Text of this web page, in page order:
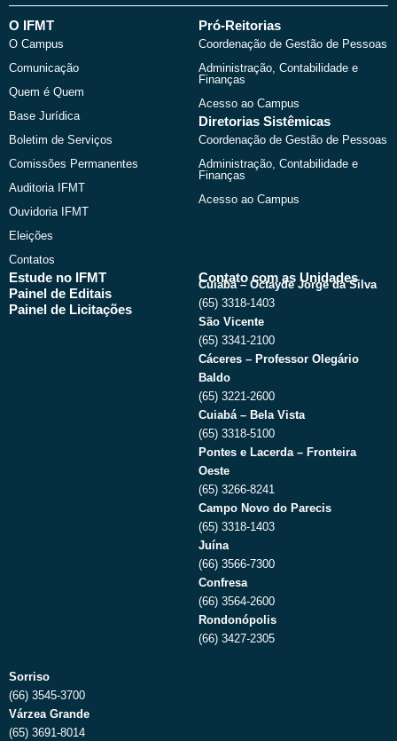
e
o
k
w
t
t
O IFMT
O Campus
Comunicação
Quem é Quem
Base Jurídica
Boletim de Serviços
Comissões Permanentes
Auditoria IFMT
Ouvidoria IFMT
Eleições
Contatos
Pró-Reitorias
Coordenação de Gestão de Pessoas
Administração, Contabilidade e
Finanças
Acesso ao Campus
Diretorias Sistêmicas
Coordenação de Gestão de Pessoas
Administração, Contabilidade e
Finanças
Acesso ao Campus
Estude no IFMT
Painel de Editais
Painel de Licitações
Contato com as Unidades
Cuiabá – Octayde Jorge da Silva
(65) 3318-1403
São Vicente
(65) 3341-2100
Cáceres – Professor Olegário
Baldo
(65) 3221-2600
Cuiabá – Bela Vista
(65) 3318-5100
Pontes e Lacerda – Fronteira
Oeste
(65) 3266-8241
Campo Novo do Parecis
(65) 3318-1403
Juína
(66) 3566-7300
Confresa
(66) 3564-2600
Rondonópolis
(66) 3427-2305
Sorriso
(66) 3545-3700
Várzea Grande
(65) 3691-8014